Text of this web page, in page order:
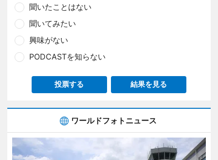
聞いたことはない
聞いてみたい
興味がない
PODCASTを知らない
投票する 結果を見る
ワールドフォトニュース